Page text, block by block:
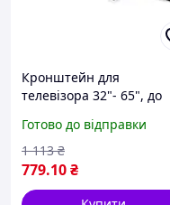
Кронштейн для
телевізора 32"- 65", до
BR4565A / Кріплення для
телевізора на стіну
Готово до відправки
779.10₴
1 113 ₴